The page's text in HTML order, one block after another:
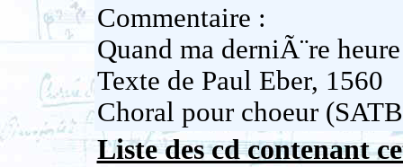
Commentaire :
Quand ma derniÃ¨re
Texte de Paul Eber, 1560
Choral pour choeur
Liste des cd contenant